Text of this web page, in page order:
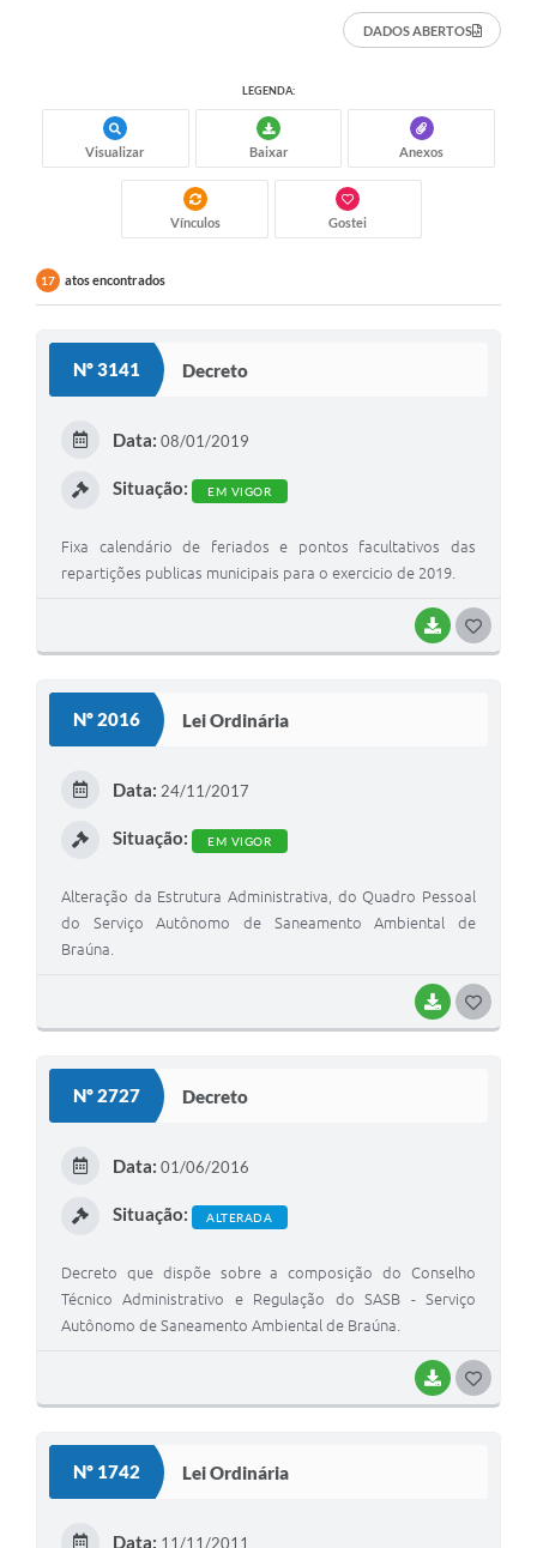
DADOS ABERTOS
LEGENDA:
Visualizar Baixar Anexos
Vínculos Gostei
17 atos encontrados
Nº 3141 Decreto
BAIXAR
Data: 08/01/2019
Situação: EM VIGOR
Fixa calendário de feriados e pontos facultativos das
repartições publicas municipais para o exercicio de 2019.
Nº 2016 Lei Ordinária
BAIXAR
Data: 24/11/2017
Situação: EM VIGOR
Alteração da Estrutura Administrativa, do Quadro Pessoal
do Serviço Autônomo de Saneamento Ambiental de
Braúna.
Nº 2727 Decreto
BAIXAR
Data: 01/06/2016
Situação: ALTERADA
Decreto que dispõe sobre a composição do Conselho
Técnico Administrativo e Regulação do SASB - Serviço
Autônomo de Saneamento Ambiental de Braúna.
Nº 1742 Lei Ordinária
Data: 11/11/2011